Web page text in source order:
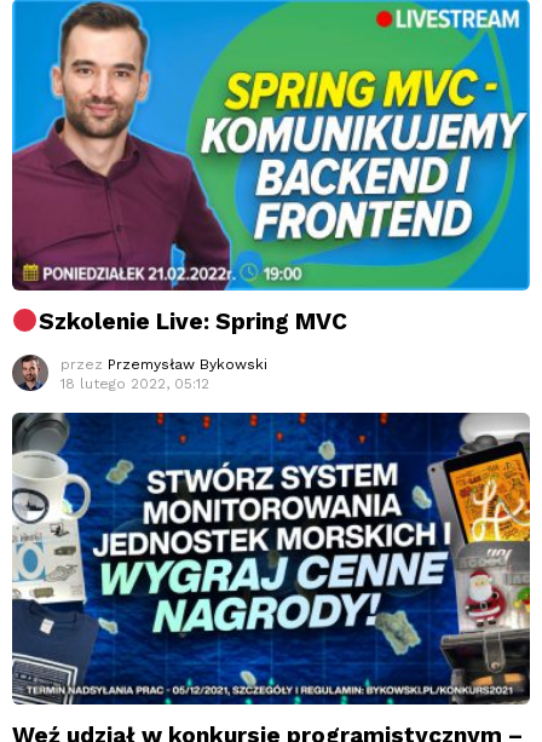
Szkolenie Live: Spring MVC
przez Przemysław Bykowski
18 lutego 2022, 05:12
Weź udział w konkursie programistycznym –